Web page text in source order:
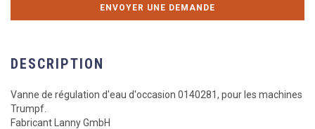
ENVOYER UNE DEMANDE
DESCRIPTION
Vanne de régulation d'eau d'occasion 0140281, pour les machines
Trumpf.
Fabricant Lanny GmbH